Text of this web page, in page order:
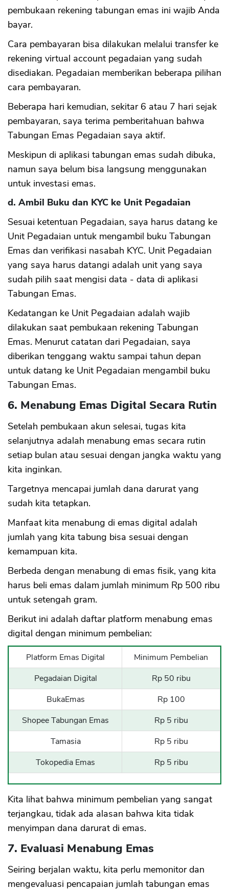
pembukaan rekening tabungan emas ini wajib Anda
bayar.
Cara pembayaran bisa dilakukan melalui transfer ke
rekening virtual account pegadaian yang sudah
disediakan. Pegadaian memberikan beberapa pilihan
cara pembayaran.
Beberapa hari kemudian, sekitar 6 atau 7 hari sejak
pembayaran, saya terima pemberitahuan bahwa
Tabungan Emas Pegadaian saya aktif.
Meskipun di aplikasi tabungan emas sudah dibuka,
namun saya belum bisa langsung menggunakan
untuk investasi emas.
d. Ambil Buku dan KYC ke Unit Pegadaian
Sesuai ketentuan Pegadaian, saya harus datang ke
Unit Pegadaian untuk mengambil buku Tabungan
Emas dan verifikasi nasabah KYC. Unit Pegadaian
yang saya harus datangi adalah unit yang saya
sudah pilih saat mengisi data - data di aplikasi
Tabungan Emas.
Kedatangan ke Unit Pegadaian adalah wajib
dilakukan saat pembukaan rekening Tabungan
Emas. Menurut catatan dari Pegadaian, saya
diberikan tenggang waktu sampai tahun depan
untuk datang ke Unit Pegadaian mengambil buku
Tabungan Emas.
6. Menabung Emas Digital Secara Rutin
Setelah pembukaan akun selesai, tugas kita
selanjutnya adalah menabung emas secara rutin
setiap bulan atau sesuai dengan jangka waktu yang
kita inginkan.
Targetnya mencapai jumlah dana darurat yang
sudah kita tetapkan.
Manfaat kita menabung di emas digital adalah
jumlah yang kita tabung bisa sesuai dengan
kemampuan kita.
Berbeda dengan menabung di emas fisik, yang kita
harus beli emas dalam jumlah minimum Rp 500 ribu
untuk setengah gram.
Berikut ini adalah daftar platform menabung emas
digital dengan minimum pembelian:
Platform Emas Digital
Minimum Pembelian
Pegadaian Digital
Rp 50 ribu
BukaEmas
Rp 100
Shopee Tabungan Emas
Rp 5 ribu
Tamasia
Rp 5 ribu
Tokopedia Emas
Rp 5 ribu
Kita lihat bahwa minimum pembelian yang sangat
terjangkau, tidak ada alasan bahwa kita tidak
menyimpan dana darurat di emas.
7. Evaluasi Menabung Emas
Seiring berjalan waktu, kita perlu memonitor dan
mengevaluasi pencapaian jumlah tabungan emas